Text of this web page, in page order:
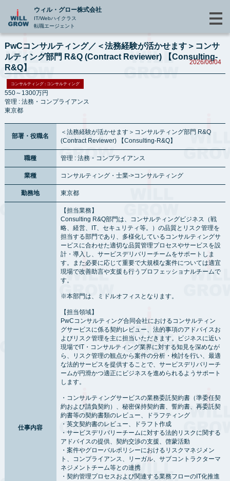
ウィル・グロー株式会社
IT/Webハイクラス
転職エージェント
PwCコンサルティング／＜法務経験が活かせます＞コンサ
ルティング部門 R&Q (Contract Reviewer) 【Consulting-
R&Q】
2026/06/04
コンサルティング : コンサルティング
550～1300万円
管理 : 法務・コンプライアンス
東京都
部署・役職名
＜法務経験が活かせます＞コンサルティング部門 R&Q
(Contract Reviewer) 【Consulting-R&Q】
職種 管理 : 法務・コンプライアンス
業種 コンサルティング・士業->コンサルティング
勤務地 東京都
仕事内容
【担当業務】
Consulting R&Q部門は、コンサルティングビジネス（戦
略、経営、IT、セキュリティ等。）の品質とリスク管理を
担当する部門であり、多様化しているコンサルティングサ
ービスに合わせた適切な品質管理プロセスやサービスを設
計・導入し、サービスデリバリーチームをサポートしま
す。また必要に応じて重要で大規模な案件については適宜
現場で改善助言や支援も行うプロフェッショナルチームで
す。
※本部門は、ミドルオフィスとなります。
【担当領域】
PwCコンサルティング合同会社におけるコンサルティン
グサービスに係る契約レビュー、法的事項のアドバイスお
よびリスク管理を主に担当いただきます。ビジネスに近い
現場でIT・コンサルティング業界に対する知見を深めなが
ら、リスク管理の観点から案件の分析・検討を行い、最適
な法的サービスを提供することで、サービスデリバリーチ
ームが円滑かつ適正にビジネスを進められるようサポート
します。
・コンサルティングサービスの業務委託契約書（準委任契
約および請負契約）、秘密保持契約書、誓約書、再委託契
約書等の契約書類のレビュー、ドラフティング
・英文契約書のレビュー、ドラフト作成
・サービスデリバリーチームに対する法的リスクに関する
アドバイスの提供、契約交渉の支援、啓蒙活動
・案件やグローバルポリシーにおけるリスクマネジメン
ト、コンプライアンス、リーガル、サブコントラクターマ
ネジメントチーム等との連携
・契約管理プロセスおよび関連する業務フローのIT化推進